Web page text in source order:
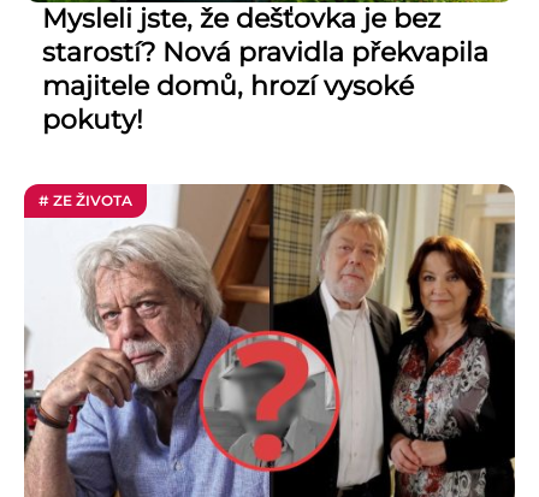
Mysleli jste, že dešťovka je bez
starostí? Nová pravidla překvapila
majitele domů, hrozí vysoké
pokuty!
# ZE ŽIVOTA